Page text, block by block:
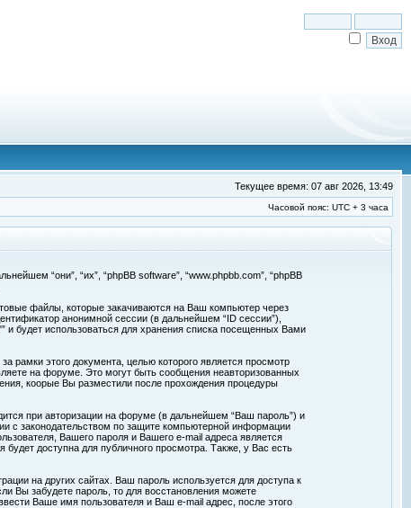
Текущее время: 07 авг 2026, 13:49
Часовой пояс: UTC + 3 часа
“они”, “их”, “phpBB software”, “www.phpbb.com”, “phpBB
файлы, которые закачиваются на Ваш компьютер через
анонимной сессии (в дальнейшем “ID сессии”),
будет использоваться для хранения списка посещенных Вами
этого документа, целью которого является просмотр
на форуме. Это могут быть сообщения неавторизованных
коорые Вы разместили после прохождения процедуры
при авторизации на форуме (в дальнейшем “Ваш пароль”) и
с законодательством по защите компьютерной информации
Вашего пароля и Вашего e-mail адреса является
доступна для публичного просмотра. Также, у Вас есть
на других сайтах. Ваш пароль используется для доступа к
Вы забудете пароль, то для восстановления можете
Ваше имя пользователя и Ваш e-mail адрес, после этого